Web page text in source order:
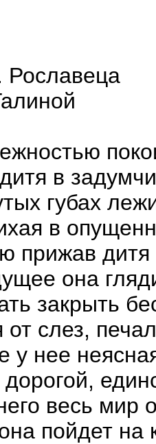
в
губах
в
прижав дитя
она
закрыть
слез,
у нее
весь мир
пойдет на